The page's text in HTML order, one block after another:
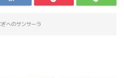
ぎへのサンサーラ